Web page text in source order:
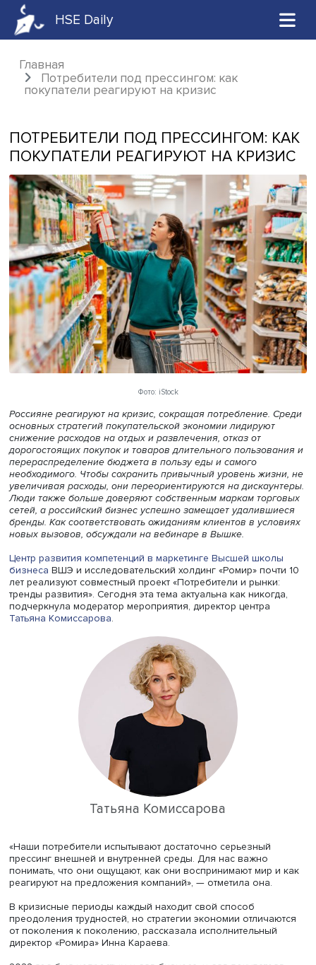
HSE Daily
Главная
Потребители под прессингом: как
ПОТРЕБИТЕЛИ ПОД ПРЕССИНГОМ:
ПОКУПАТЕЛИ РЕАГИРУЮТ НА
Фото: iStock
Россияне реагируют на кризис, сокращая потребление.
основных стратегий покупательской экономии лидируют
снижение расходов на отдых и развлечения, отказ от
дорогостоящих покупок и товаров длительного
перераспределение бюджета в пользу еды и самого
увеличивая расходы, они переориентируются на
Люди также больше доверяют собственным маркам
сетей, а российский бизнес успешно замещает
бренды. Как соответствовать ожиданиям клиентов в
новых вызовов, обсуждали на вебинаре в Вышке.
Центр развития компетенций в маркетинге
ВШЭ и исследовательский холдинг «Ромир»
лет реализуют совместный проект «Потребители и
тренды развития». Сегодня эта тема актуальна как
подчеркнула модератор мероприятия, директор центра
Татьяна Комиссарова
Татьяна Комиссарова